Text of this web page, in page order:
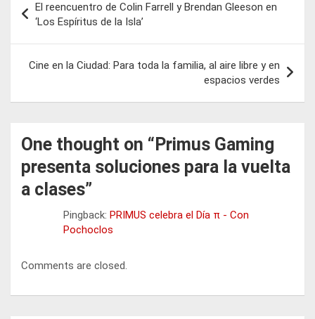
de
entradas
El reencuentro de Colin Farrell y Brendan Gleeson en
‘Los Espíritus de la Isla’
Cine en la Ciudad: Para toda la familia, al aire libre y en
espacios verdes
One thought on “ Primus Gaming
presenta soluciones para la vuelta
a clases”
Pingback: PRIMUS celebra el Día π - Con
Pochoclos
Comments are closed.